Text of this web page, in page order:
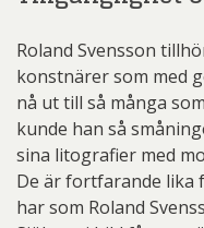
Roland Svensson
konstnärer som med
nå ut till så många
kunde han så
sina litografier med
De är fortfarande lika
har som Roland